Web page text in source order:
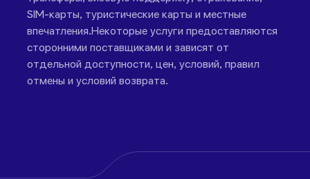
SIM-карты, туристические карты и местные
впечатления.Некоторые услуги предоставляются
сторонними поставщиками и зависят от
отдельной доступности, цен, условий, правил
отмены и условий возврата.